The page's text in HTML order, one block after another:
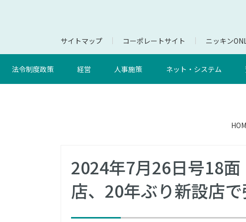
サイトマップ コーポレートサイト ニッキン
法令制度政策 経営 人事施策 ネット・システム
2024年7月26日号18
店、20年ぶり新設店